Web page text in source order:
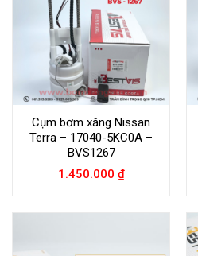
Cụm bơm xăng Nissan
Terra – 17040-5KC0A –
BVS1267
1.450.000 ₫